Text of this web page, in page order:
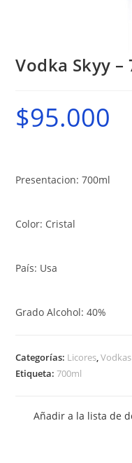
Vodka Skyy –
$95.000
Presentacion: 700ml
Color: Cristal
País: Usa
Grado Alcohol: 40%
Categorías: Licores ,Vodkas
Etiqueta:700ml
Añadir a la lista de